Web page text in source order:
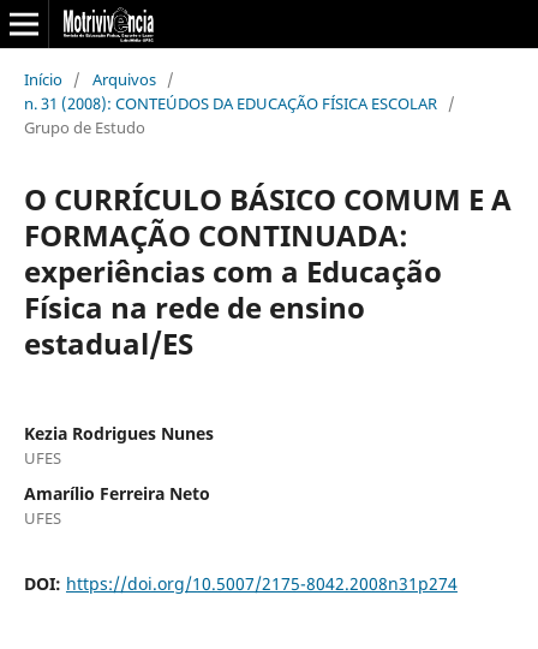
Início / Arquivos /
n. 31 (2008): CONTEÚDOS DA EDUCAÇÃO FÍSICA ESCOLAR /
Grupo de Estudo
O CURRÍCULO BÁSICO COMUM E A
FORMAÇÃO CONTINUADA:
experiências com a Educação
Física na rede de ensino
estadual/ES
Kezia Rodrigues Nunes
UFES
Amarílio Ferreira Neto
UFES
DOI: https://doi.org/10.5007/2175-8042.2008n31p274